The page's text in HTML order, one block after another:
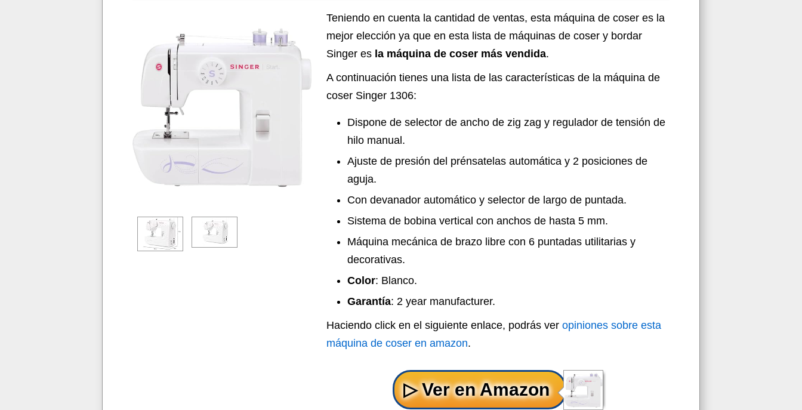
Teniendo en cuenta la cantidad de ventas, esta máquina de coser es la
mejor elección ya que en esta lista de máquinas de coser y bordar
Singer es la máquina de coser más vendida.
A continuación tienes una lista de las características de la máquina de
coser Singer 1306:
Dispone de selector de ancho de zig zag y regulador de tensión de
hilo manual.
Ajuste de presión del prénsatelas automática y 2 posiciones de
aguja.
Con devanador automático y selector de largo de puntada.
Sistema de bobina vertical con anchos de hasta 5 mm.
Máquina mecánica de brazo libre con 6 puntadas utilitarias y
decorativas.
Color: Blanco.
Garantía: 2 year manufacturer.
Haciendo click en el siguiente enlace, podrás ver opiniones sobre esta
máquina de coser en amazon.